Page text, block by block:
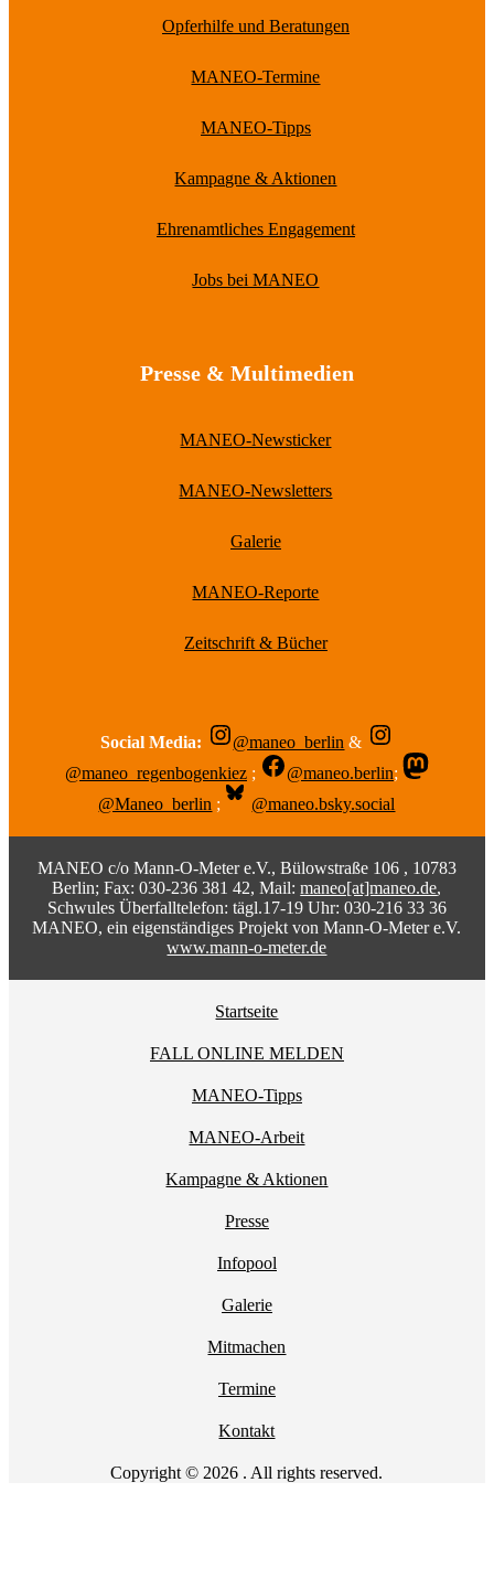
Opferhilfe und Beratungen
MANEO-Termine
MANEO-Tipps
Kampagne & Aktionen
Ehrenamtliches Engagement
Jobs bei MANEO
Presse & Multimedien
MANEO-Newsticker
MANEO-Newsletters
Galerie
MANEO-Reporte
Zeitschrift & Bücher
Social Media: @maneo_berlin &
@maneo_regenbogenkiez ; @maneo.berlin;
@Maneo_berlin ; @maneo.bsky.social
MANEO c/o Mann-O-Meter e.V., Bülowstraße 106 , 10783
Berlin; Fax: 030-236 381 42, Mail:maneo[at]maneo.de,
Schwules Überfalltelefon: tägl.17-19 Uhr: 030-216 33 36
MANEO, ein eigenständiges Projekt von Mann-O-Meter e.V.
www.mann-o-meter.de
Startseite
FALL ONLINE MELDEN
MANEO-Tipps
MANEO-Arbeit
Kampagne & Aktionen
Presse
Infopool
Galerie
Mitmachen
Termine
Kontakt
Copyright © 2026 . All rights reserved.